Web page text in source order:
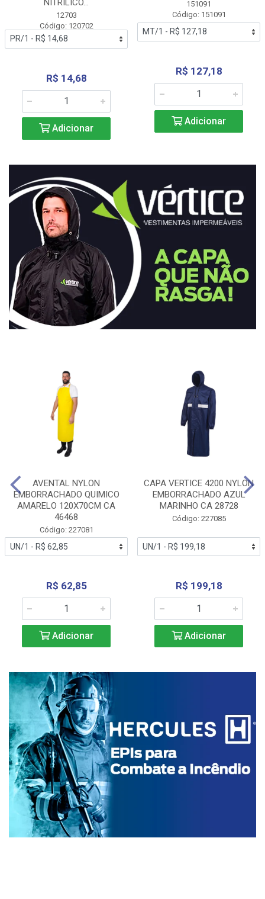
NITRÍLICO...
12703
Código: 120702
R$ 14,68
Adicionar
151091
Código: 151091
R$ 127,18
Adicionar
AVENTAL NYLON
EMBORRACHADO QUIMICO
AMARELO 120X70CM CA
46468
Código: 227081
R$ 62,85
Adicionar
CAPA VERTICE 4200 NYLON
EMBORRACHADO AZUL
MARINHO CA 28728
Código: 227085
R$ 199,18
Adicionar